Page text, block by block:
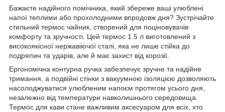
Бажаєте надійного помічника, який збереже ваші улюблені
напої теплими або прохолодними впродовж дня? Зустрічайте
стильний термос чайник, створений для поціновувачів
комфорту та зручності. Цей термос 1.5 л виготовлений з
високоякісної нержавіючої сталі, яка не лише стійка до
подряпин та ударів, але й має захист від корозії.
Ергономічна контурна ручка забезпечує зручне та надійне
тримання, а подвійні стінки з вакуумною ізоляцією дозволяють
насолоджуватися улюбленим напоєм протягом усього дня,
незалежно від температури навколишнього середовища.
Термос для кави стане важливим аксесуаром для всіх, хто